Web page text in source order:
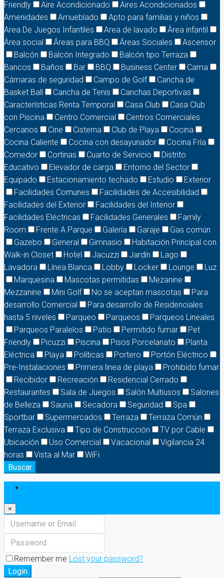
Friendly Aire Acondicionado
Aires Acondicionados
Amenidades
Amueblado
Apto para familias y niños
Area De Juegos Infantiles
Area de lavado
Área infantil
Área social
Áreas para BBQ Áreas Sociales
Ascensor
Balcón
Balcón Integrado
Balcón tipo Terraza
Bancos
Baños Bar BBQ Business Center
Cama
Cámaras de seguridad
Campo de Golf
Cancha de
Basket Ball
Cancha de Tenis
Canchas Deportivas
Características Renta Temporal
Casa Club
Casa Club
con Piscina
Centro Comercial
Centros Comerciales
Cercanos
Cine Cisterna Club de Playa
Cocina
Cocina Caliente
Cocina con desayunador
Cocina Fría
Comedor
Cortinas Cuarto de Servicio
Distrito
Educativo
Elevador de carga
Entorno del Sector
Equipado
Estacionamiento techado Estudio
Exterior
Facilidades Comunes
Facilidades de Accesibilidad
Facilidades del Exterior
Facilidades del Interior
Facilidades Eléctricas
Facilidades Generales
Family
Room
Frente A Parque Galería Garaje
Gas común
Gazebo
General Gimnasio
Habitación Principal con
Walk-in Closet
Hotel Jacuzzi Jardín
Lago
Lavadora
Línea Blanca Lobby Locker Lounge
Luz
Marquesina
Mascotas permitidas
Mezanine
Mezzanine
Mini Golf No se aceptan mascotas
Para
desarrollo Comercial
Para desarrollo de Residenciales
hasta 5 niveles
Parqueo Parqueos
Parqueos Lineales
Parqueos Paralelos
Patio Permitido fumar
Pet
Friendly
Picuzzi Piscina Pisos Porcelanato
Planta
Eléctrica
Playa Políticas Portero
Portón Eléctrico
Pre-Instalaciones
Primera linea de playa
Prohibido fumar
Recibidor
Recreación
Residencial Cerrado
Restaurantes
Sala de Juegos Salón Multiusos
Salones
de Belleza
Sauna Secadora Seguridad
Spa
Sportbar
Supermercados Terraza
Terraza Común
Terraza Exclusiva
Tipo de Construcción
TV por Cable
Ubicación
Uso Comercial Vacacional
Vigilancia 24
horas
Vista al Mar
WiFi
Buscar
×
Remember me Lost your password?
Login